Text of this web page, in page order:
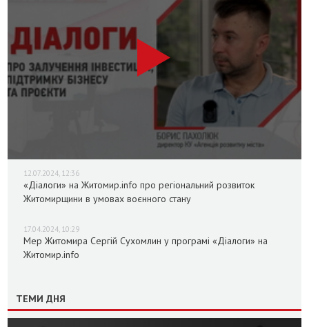
12.07.2024, 12:36
«Діалоги» на Житомир.info про регіональний розвиток
Житомирщини в умовах воєнного стану
17.04.2024, 10:29
Мер Житомира Сергій Сухомлин у програмі «Діалоги» на
Житомир.info
ТЕМИ ДНЯ